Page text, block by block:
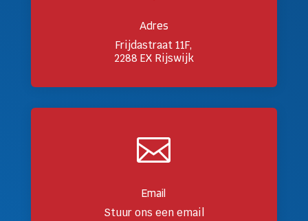
Adres
Frijdastraat 11F,
2288 EX Rijswijk

Email
Stuur ons een email